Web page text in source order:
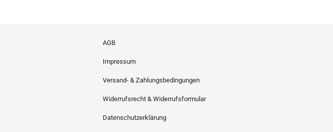
AGB
Impressum
Versand- & Zahlungsbedingungen
Widerrufsrecht & Widerrufsformular
Datenschutzerklärung